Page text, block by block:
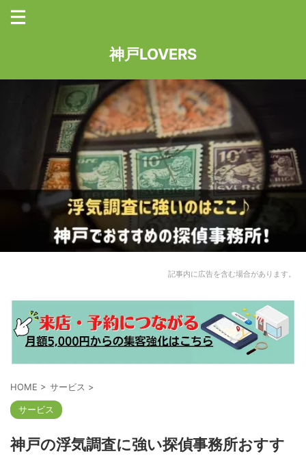
神戸LOVERS
記事内に広告を含む場合があります。
HOME > サービス >
サービス
神戸の浮気調査に強い探偵事務所おすす